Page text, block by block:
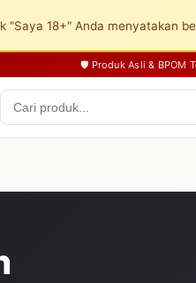
"Saya 18+" Anda menyatakan
🛡️ Produk Asli & BPOM